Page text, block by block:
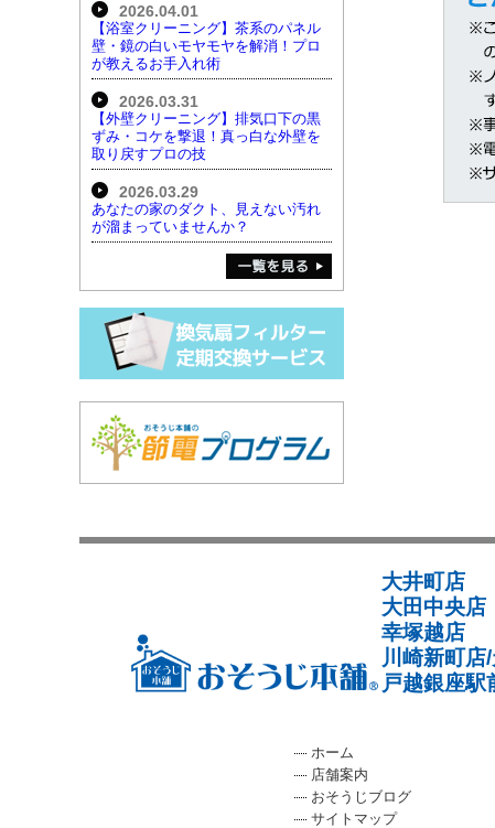
2026.04.01
【浴室クリーニング】茶系のパネル
壁・鏡の白いモヤモヤを解消！プロ
が教えるお手入れ術
2026.03.31
【外壁クリーニング】排気口下の黒
ずみ・コケを撃退！真っ白な外壁を
取り戻すプロの技
2026.03.29
あなたの家のダクト、見えない汚れ
が溜まっていませんか？
大井町店
大田中央店
幸塚越店
川崎新町店
戸越銀座駅
ホーム
店舗案内
おそうじブログ
サイトマップ